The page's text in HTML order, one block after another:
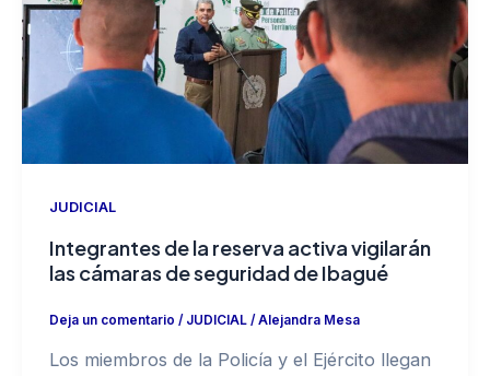
JUDICIAL
Integrantes de la reserva activa vigilarán
las cámaras de seguridad de Ibagué
Deja un comentario / JUDICIAL/Alejandra Mesa
Los miembros de la Policía y el Ejército llegan